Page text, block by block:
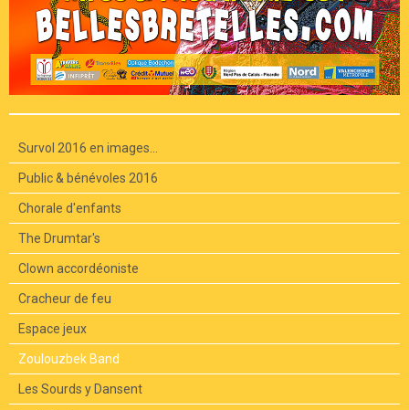
Survol 2016 en images...
Public & bénévoles 2016
Chorale d'enfants
The Drumtar's
Clown accordéoniste
Cracheur de feu
Espace jeux
Zoulouzbek Band
Les Sourds y Dansent